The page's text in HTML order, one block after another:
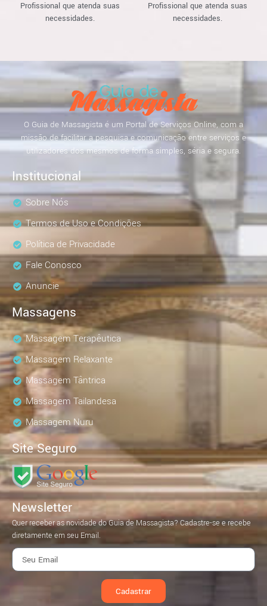
Profissional que atenda suas
necessidades.
Profissional que atenda suas
necessidades.
O Guia de Massagista é um Portal de Serviços Online, com a
missão de facilitar a pesquisa e comunicação entre serviços e
utilizadores dos mesmos de forma simples, séria e segura.
Institucional
Sobre Nós
Termos de Uso e Condições
Política de Privacidade
Fale Conosco
Anuncie
Massagens
Massagem Terapêutica
Massagem Relaxante
Massagem Tântrica
Massagem Tailandesa
Massagem Nuru
Site Seguro
Newsletter
Quer receber as novidade do Guia de Massagista? Cadastre-se e recebe
diretamente em seu Email.
Cadastrar